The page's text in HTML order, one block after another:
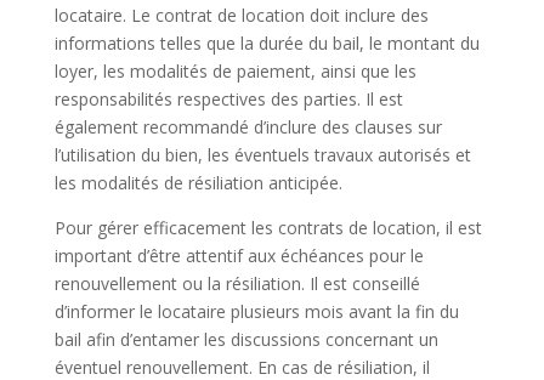
locataire. Le contrat de location doit inclure des
informations telles que la durée du bail, le montant du
loyer, les modalités de paiement, ainsi que les
responsabilités respectives des parties. Il est
également recommandé d’inclure des clauses sur
l’utilisation du bien, les éventuels travaux autorisés et
les modalités de résiliation anticipée.
Pour gérer efficacement les contrats de location, il est
important d’être attentif aux échéances pour le
renouvellement ou la résiliation. Il est conseillé
d’informer le locataire plusieurs mois avant la fin du
bail afin d’entamer les discussions concernant un
éventuel renouvellement. En cas de résiliation, il